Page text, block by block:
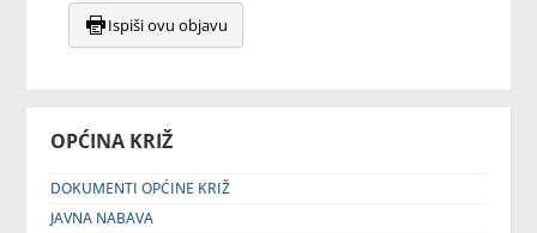
OPĆINA KRIŽ
DOKUMENTI OPĆINE KRIŽ
JAVNA NABAVA
Ispiši ovu objavu